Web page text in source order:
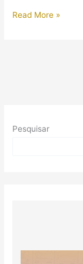
A
brasileiro
Read More »
Pesquisar